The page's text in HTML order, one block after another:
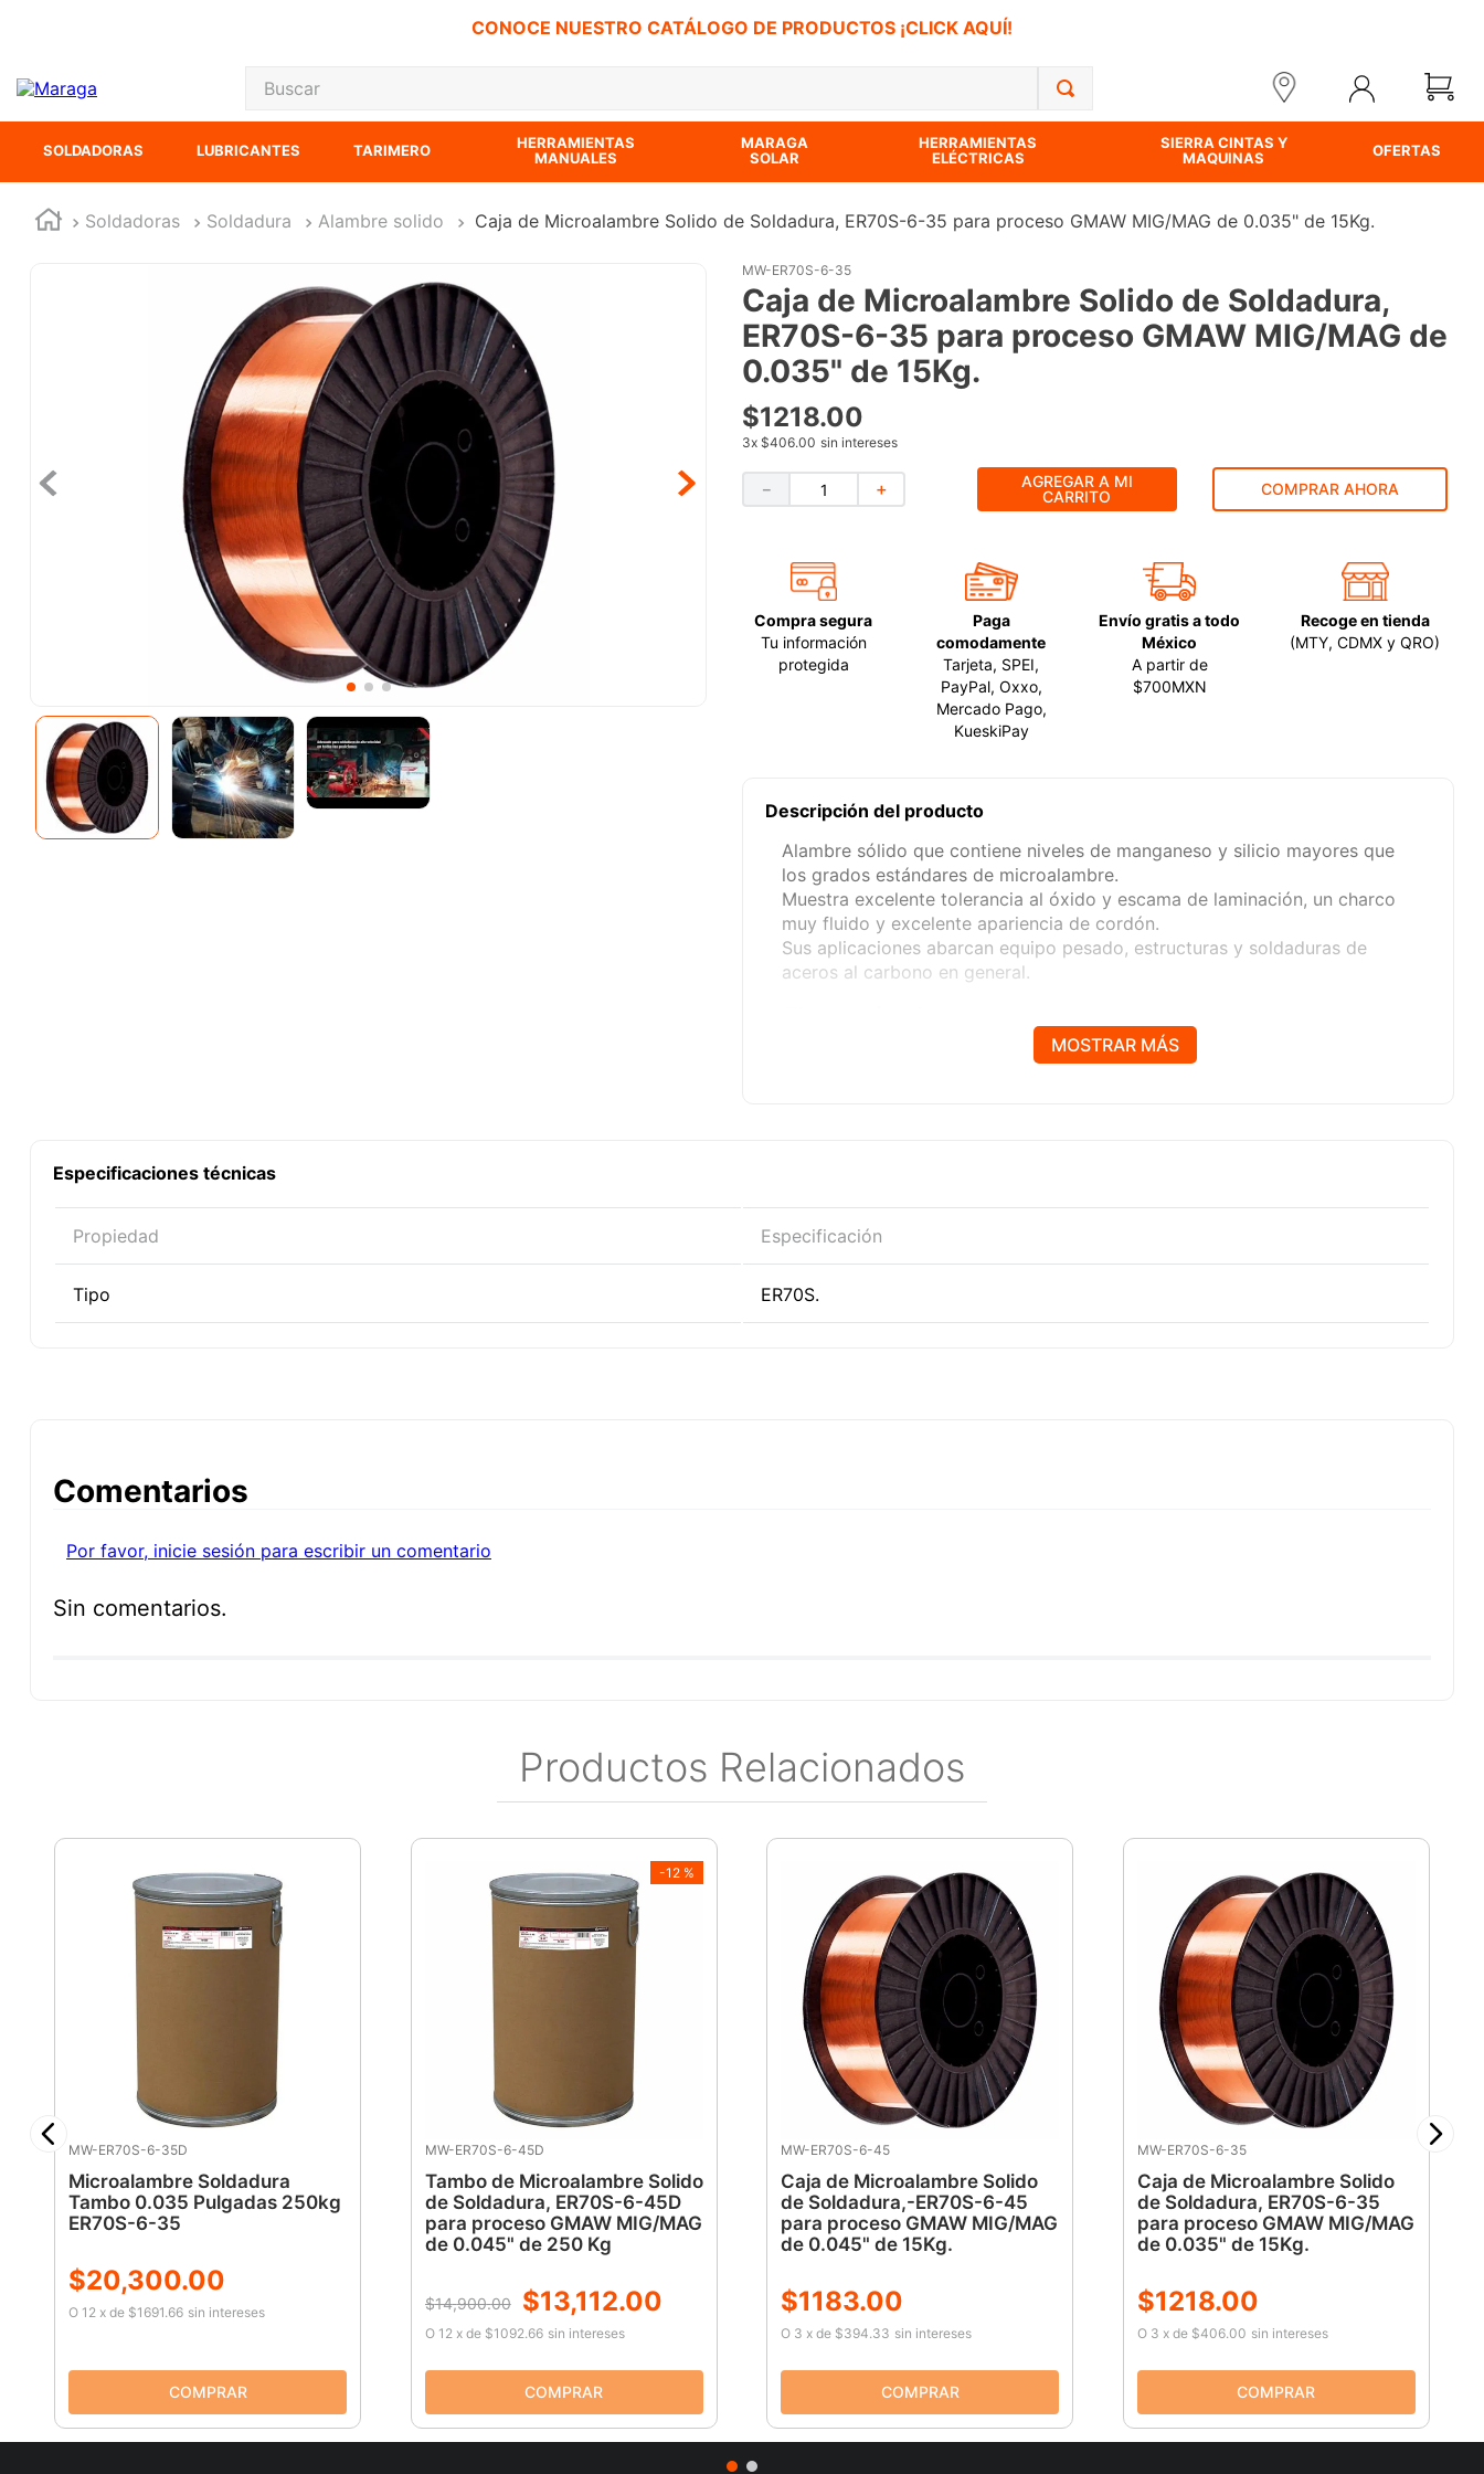
CONOCE NUESTRO CATÁLOGO DE PRODUCTOS ¡CLICK AQUÍ!
Buscar
SOLDADORAS LUBRICANTES TARIMERO
HERRAMIENTAS
MANUALES
MARAGA
SOLAR
HERRAMIENTAS
ELÉCTRICAS
SIERRA CINTAS Y
MAQUINAS
OFERTAS
Soldadoras Soldadura Alambre solido Caja de Microalambre Solido de Soldadura, ER70S-6-35 para proceso GMAW MIG/MAG de 0.035" de 15Kg.
MW-ER70S-6-35
Caja de Microalambre Solido de Soldadura,
ER70S-6-35 para proceso GMAW MIG/MAG de
0.035" de 15Kg.
$1218.00
3x $406.00 sin intereses
＋
－
AGREGAR A MI
CARRITO
COMPRAR AHORA
Compra segura
Tu información
protegida
Paga
comodamente
Tarjeta, SPEI,
PayPal, Oxxo,
Mercado Pago,
KueskiPay
Envío gratis a todo
México
A partir de
$700MXN
Recoge en tienda
(MTY, CDMX y QRO)
Descripción del producto
Alambre sólido que contiene niveles de manganeso y silicio mayores que
los grados estándares de microalambre.
Muestra excelente tolerancia al óxido y escama de laminación, un charco
muy fluido y excelente apariencia de cordón.
Sus aplicaciones abarcan equipo pesado, estructuras y soldaduras de
aceros al carbono en general.
MOSTRAR MÁS
Especificaciones técnicas
Propiedad Especificación
Tipo ER70S.
Comentarios
Por favor, inicie sesión para escribir un comentario
Sin comentarios.
Productos Relacionados
MW-ER70S-6-35D
Microalambre Soldadura
Tambo 0.035 Pulgadas 250kg
ER70S-6-35
$20,300.00
O 12 x de $1691.66 sin intereses
-12 %
MW-ER70S-6-45D
Tambo de Microalambre Solido
de Soldadura, ER70S-6-45D
para proceso GMAW MIG/MAG
de 0.045" de 250 Kg
$14,900.00 $13,112.00
O 12 xde $1092.66 sin intereses
MW-ER70S-6-45
Caja de Microalambre Solido
de Soldadura,-ER70S-6-45
para proceso GMAW MIG/MAG
de 0.045" de 15Kg.
$1183.00
O 3 x de $394.33 sin intereses
MW-ER70S-6-35
Caja de Microalambre Solido
de Soldadura, ER70S-6-35
para proceso GMAW MIG/MAG
de 0.035" de 15Kg.
$1218.00
O 3 xde $406.00 sin intereses
TÉRMINOS MÁS BUSCADOS
sierra sable
5
sierra cinta
.
lenox
7.
clavos
8.
esmeriladora
ke500
10
-cut